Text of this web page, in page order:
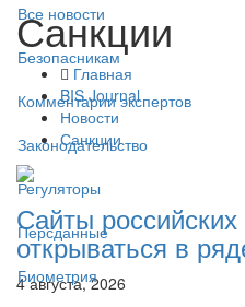
Все новости
Безопасникам
Комментарии экспертов
Законодательство
Регуляторы
Персданные
Биометрия
Санкции
Главная
BIS Journal
Новости
Санкции
Сайты
открываться в
4 августа, 2026